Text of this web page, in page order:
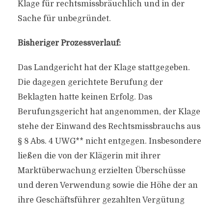
Klage für rechtsmissbräuchlich und in der
Sache für unbegründet.
Bisheriger Prozessverlauf:
Das Landgericht hat der Klage stattgegeben.
Die dagegen gerichtete Berufung der
Beklagten hatte keinen Erfolg. Das
Berufungsgericht hat angenommen, der Klage
stehe der Einwand des Rechtsmissbrauchs aus
§ 8 Abs. 4 UWG** nicht entgegen. Insbesondere
ließen die von der Klägerin mit ihrer
Marktüberwachung erzielten Überschüsse
und deren Verwendung sowie die Höhe der an
ihre Geschäftsführer gezahlten Vergütung